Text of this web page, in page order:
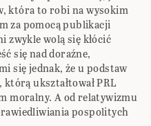
która to robi na wysokim
za pomocą publikacji
wolą się kłócić
się nad doraźne,
się jednak, że u podstaw
ukształtował PRL
moralny. A od relatywizmu
pospolitych